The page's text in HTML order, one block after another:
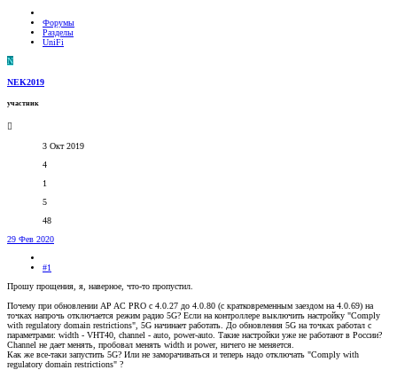
Форумы
Разделы
UniFi
N
NEK2019
участник
3 Окт 2019
4
1
5
48
29 Фев 2020
#1
Прошу прощения, я, наверное, что-то пропустил.
Почему при обновлении AP AC PRO с 4.0.27 до 4.0.80 (с кратковременным заездом на 4.0.69) на
точках напрочь отключается режим радио 5G? Если на контроллере выключить настройку "Comply
with regulatory domain restrictions", 5G начинает работать. До обновления 5G на точках работал с
параметрами: width - VHT40, channel - auto, power-auto. Такие настройки уже не работают в России?
Channel не дает менять, пробовал менять width и power, ничего не меняется.
Как же все-таки запустить 5G? Или не заморачиваться и теперь надо отключать "Comply with
regulatory domain restrictions" ?